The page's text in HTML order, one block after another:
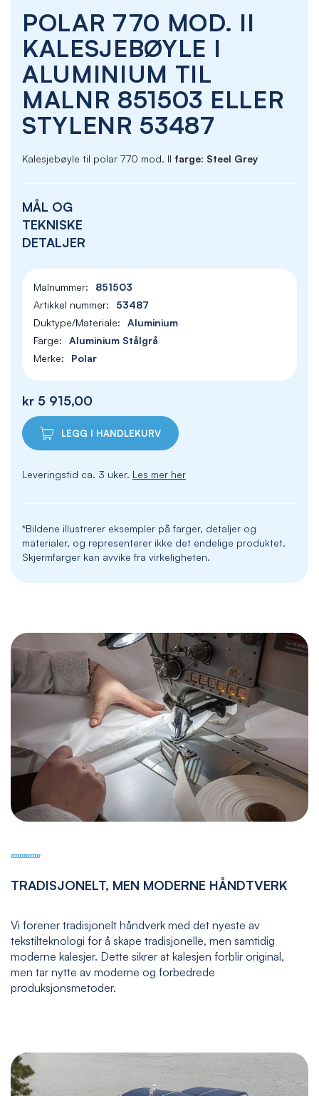
POLAR 770 MOD. II
KALESJEBØYLE I
ALUMINIUM TIL
MALNR 851503 ELLER
STYLENR 53487
Kalesjebøyle til polar 770 mod. II farge: Steel Grey
MÅL OG
TEKNISKE
DETALJER
851503
53487
Aluminium
Aluminium Stålgrå
Polar
kr 5 915,00
LEGG I HANDLEKURV
Leveringstid ca. 3 uker. Les mer her
*Bildene illustrerer eksempler på farger, detaljer og
materialer, og representerer ikke det endelige produktet.
Skjermfarger kan avvike fra virkeligheten.
the
beginning
the
images
gallery
TRADISJONELT, MEN MODERNE HÅNDTVERK
Vi forener tradisjonelt håndverk med det nyeste av
tekstilteknologi for å skape tradisjonelle, men samtidig
moderne kalesjer. Dette sikrer at kalesjen forblir original,
men tar nytte av moderne og forbedrede
produksjonsmetoder.